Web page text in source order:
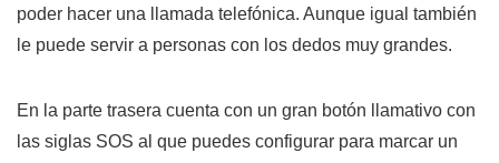
poder hacer una llamada telefónica. Aunque igual también
le puede servir a personas con los dedos muy grandes.
En la parte trasera cuenta con un gran botón llamativo con
las siglas SOS al que puedes configurar para marcar un